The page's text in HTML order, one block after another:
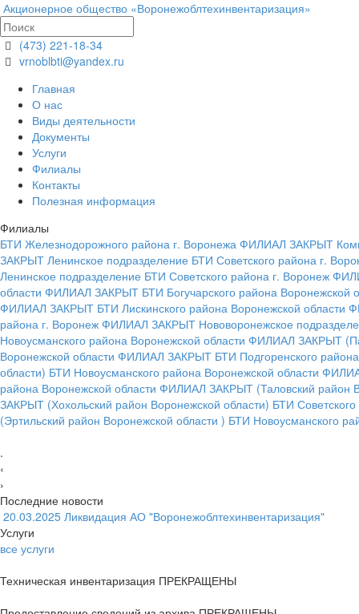
Акционерное общество «Воронежоблтехинвентаризация»
(473) 221-18-34
vrnoblbti@yandex.ru
Главная
О нас
Виды деятельности
Документы
Услуги
Филиалы
Контакты
Полезная информация
Филиалы
БТИ Железнодорожного района г. Воронежа ФИЛИАЛ ЗАКРЫТ
ЗАКРЫТ Ленинское подразделение БТИ Советского района г.
Ленинское подразделение БТИ Советского района г. Воронеж
области ФИЛИАЛ ЗАКРЫТ БТИ Богучарского района
ФИЛИАЛ ЗАКРЫТ БТИ Лискинского района Воронежской
района г. Воронеж ФИЛИАЛ ЗАКРЫТ Нововоронежское
Новоусманского района Воронежской области ФИЛИАЛ ЗАКРЫТ
Воронежской области ФИЛИАЛ ЗАКРЫТ БТИ Подгоренского
области) БТИ Новоусманского района Воронежской области
района Воронежской области ФИЛИАЛ ЗАКРЫТ (Таловский район
ЗАКРЫТ (Хохольский район Воронежской области) БТИ
(Эртильский район Воронежской области ) БТИ Новоусманского
.
‹
›
Последние новости
20.03.2025 Ликвидация АО "Воронежоблтехинвентаризация"
Услуги
все услуги
Техническая инвентаризация ПРЕКРАЩЕНЫ